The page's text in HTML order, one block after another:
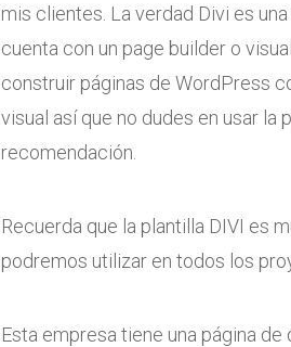
mis clientes. La verdad Divi es
cuenta con un page builder o
construir páginas de WordPress
visual así que no dudes en usar la
recomendación.
Recuerda que la plantilla DIVI es
podremos utilizar en todos los
Esta empresa tiene una página